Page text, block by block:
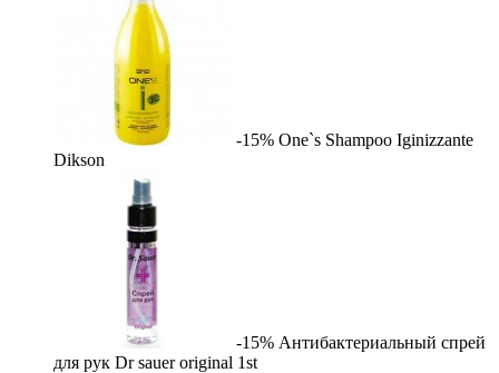
-15% One`s Shampoo Iginizzante
Dikson
-15% Антибактериальный спрей
для рук Dr sauer original 1st